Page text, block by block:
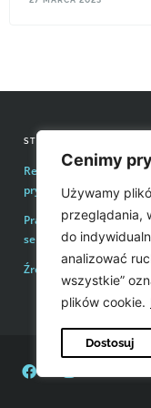
Cenimy
Używamy
przeglądania,
do
analizować
wszystkie”
plików cookie.
Dostosuj
STRONY INFORMACYJNE
Regulamin zakupów i
prywatności
Prawa autorskie i
serwisu
Źródła